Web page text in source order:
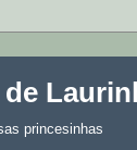
princesinhas